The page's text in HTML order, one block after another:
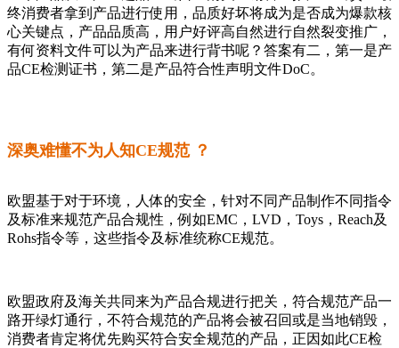
终消费者拿到产品进行使用，品质好坏将成为是否成为爆款核
心关键点，产品品质高，用户好评高自然进行自然裂变推广，
有何资料文件可以为产品来进行背书呢？答案有二，第一是产
品CE检测证书，第二是产品符合性声明文件DoC。
深奥难懂不为人知CE规范 ？
欧盟基于对于环境，人体的安全，针对不同产品制作不同指令
及标准来规范产品合规性，例如EMC，LVD，Toys，Reach及
Rohs指令等，这些指令及标准统称CE规范。
欧盟政府及海关共同来为产品合规进行把关，符合规范产品一
路开绿灯通行，不符合规范的产品将会被召回或是当地销毁，
消费者肯定将优先购买符合安全规范的产品，正因如此CE检